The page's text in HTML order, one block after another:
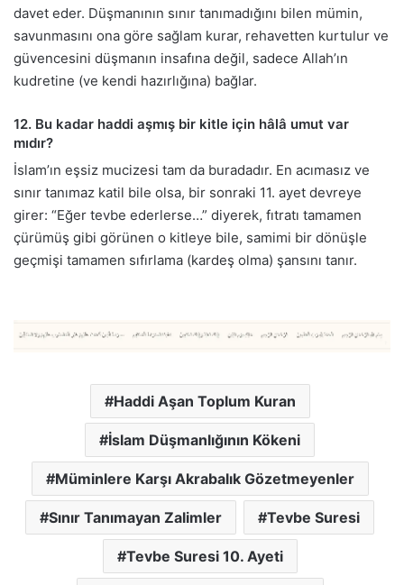
davet eder. Düşmanının sınır tanımadığını bilen mümin,
savunmasını ona göre sağlam kurar, rehavetten kurtulur ve
güvencesini düşmanın insafına değil, sadece Allah’ın
kudretine (ve kendi hazırlığına) bağlar.
12. Bu kadar haddi aşmış bir kitle için hâlâ umut var
mıdır?
İslam’ın eşsiz mucizesi tam da buradadır. En acımasız ve
sınır tanımaz katil bile olsa, bir sonraki 11. ayet devreye
girer: “Eğer tevbe ederlerse…” diyerek, fıtratı tamamen
çürümüş gibi görünen o kitleye bile, samimi bir dönüşle
geçmişi tamamen sıfırlama (kardeş olma) şansını tanır.
Haddi Aşan Toplum Kuran
İslam Düşmanlığının Kökeni
Müminlere Karşı Akrabalık Gözetmeyenler
Sınır Tanımayan Zalimler Tevbe Suresi
Tevbe Suresi 10. Ayeti